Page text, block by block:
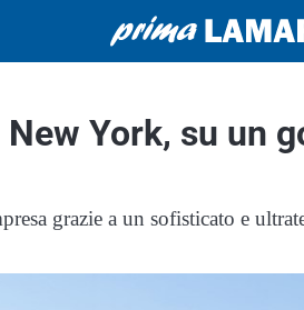
York, su un
grazie a un sofisticato e